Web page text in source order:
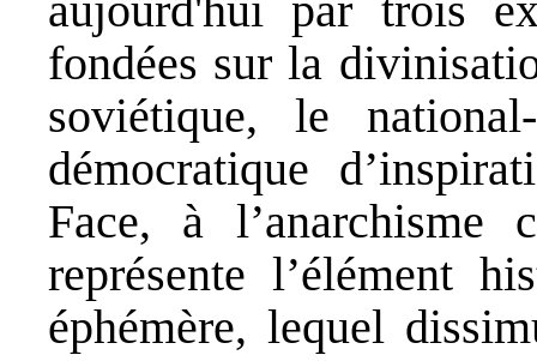
fondées sur la
soviétique, le
démocratique
Face, à l’anarchisme
représente l’élément
éphémère, lequel